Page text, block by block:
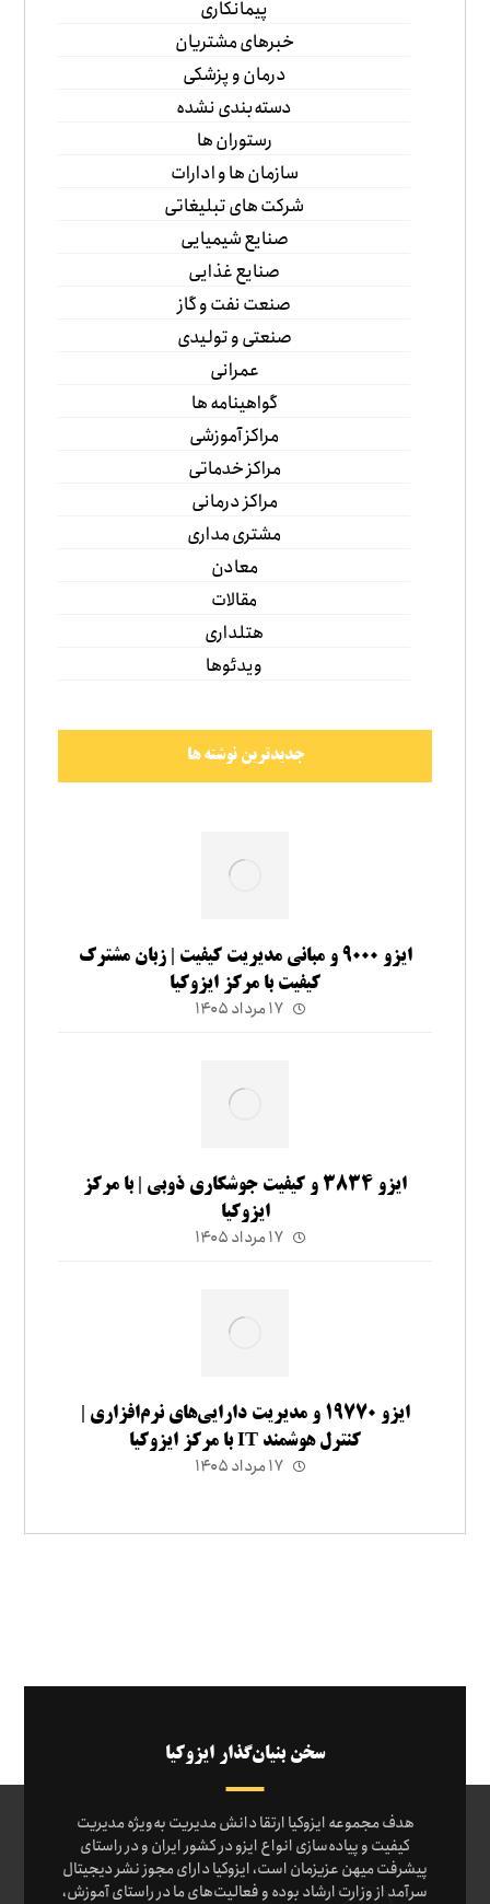
پیمانکاری
خبرهای مشتریان
درمان و پزشکی
دسته‌بندی نشده
رستوران ها
سازمان ها و ادارات
شرکت های تبلیغاتی
صنایع شیمیایی
صنایع غذایی
صنعت نفت و گاز
صنعتی و تولیدی
عمرانی
گواهینامه ها
مراکز آموزشی
مراکز خدماتی
مراکز درمانی
مشتری مداری
معادن
مقالات
هتلداری
ویدئوها
جدیدترین نوشته ها
ایزو ۹۰۰۰ و مبانی مدیریت کیفیت | زبان مشترک
کیفیت با مرکز ایزوکیا
۱۷ مرداد ۱۴۰۵
ایزو ۳۸۳۴ و کیفیت جوشکاری ذوبی | با مرکز
ایزوکیا
۱۷ مرداد ۱۴۰۵
ایزو ۱۹۷۷۰ و مدیریت دارایی‌های نرم‌افزاری |
کنترل هوشمند IT با مرکز ایزوکیا
۱۷ مرداد ۱۴۰۵
سخن بنیان‌گذار ایزوکیا
هدف مجموعه ایزوکیا ارتقا دانش مدیریت به‌ویژه مدیریت
کیفیت و پیاده‌سازی انواع ایزو در کشور ایران و در راستای
پیشرفت میهن عزیزمان است، ایزوکیا دارای مجوز نشر دیجیتال
سرآمد از وزارت ارشاد بوده و فعالیت‌های ما در راستای آموزش،